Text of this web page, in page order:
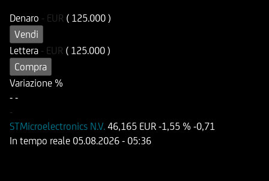
Denaro - EUR ( 125.000 )
Vendi
Lettera - EUR ( 125.000 )
Compra
Variazione %
- -
-
STMicroelectronics N.V. 46,165 EUR -1,55 % -0,71
In tempo reale 05.08.2026 - 05:36